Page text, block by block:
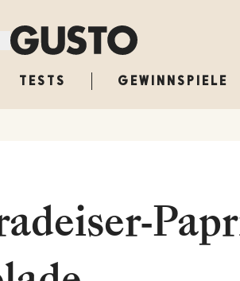
TESTS GEWINNSPIELE